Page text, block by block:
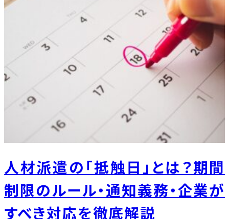
人材派遣の「抵触日」とは？期間
制限のルール・通知義務・企業が
すべき対応を徹底解説